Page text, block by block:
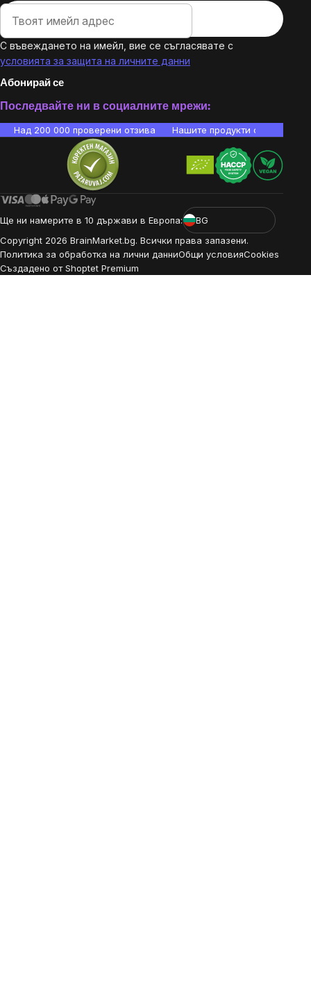
С въвеждането на имейл, вие се съгласявате с
условията за защита на личните данни
Абонирай се
Последвайте ни в социалните мрежи:
Над 200 000 проверени отзива Нашите продукти са
Ще ни намерите в 10 държави в Европа:
BG
Copyright 2026 BrainMarket.bg. Всички права запазени.
Политика за обработка на лични данниОбщи условияCookies
Създадено от Shoptet Premium